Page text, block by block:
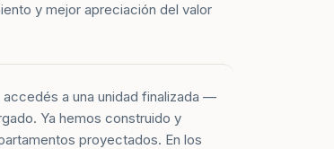
y mejor apreciación del valor
a una unidad finalizada —
Ya hemos construido y
proyectados. En los